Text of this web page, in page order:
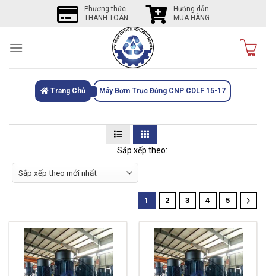
Phương thức
THANH TOÁN
Hướng dẫn
MUA HÀNG
Trang Chủ Máy Bơm Trục Đứng CNP CDLF 15-17
Sắp xếp theo:
1 2 3 4 5